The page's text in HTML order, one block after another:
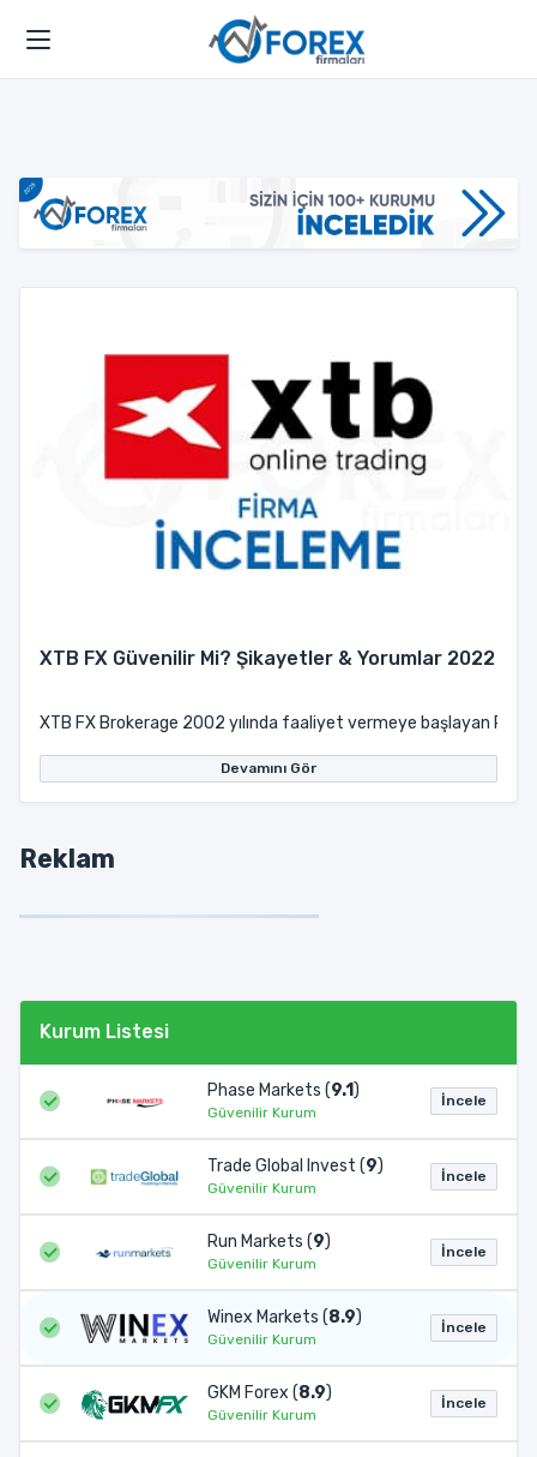
XTB FX Güvenilir Mi? Şikayetler & Yorumlar 2022
XTB FX Brokerage 2002 yılında faaliyet vermeye başlayan
Devamını Gör
Reklam
Kurum Listesi
Phase Markets (9.1)
Güvenilir Kurum
İncele
Trade Global Invest (9)
Güvenilir Kurum
İncele
Run Markets (9)
Güvenilir Kurum
İncele
Winex Markets (8.9)
Güvenilir Kurum
İncele
GKM Forex (8.9)
Güvenilir Kurum
İncele